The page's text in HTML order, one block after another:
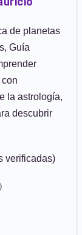
de planetas
Guía
la astrología,
descubrir
verificadas)